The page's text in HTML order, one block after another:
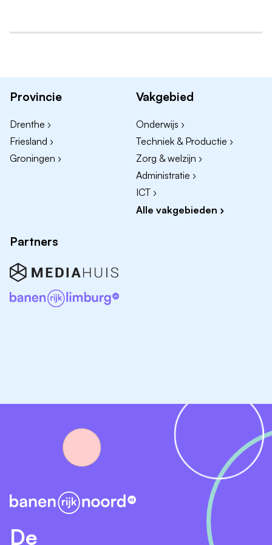
De toenemende beweging richting eerstelijnszorg
en wijkgericht werken, in samenwerking met
collega-organisaties en professionals.
Het verder inzetten en ontwikkelen van
zorgtechnologie.
Je komt te werken binnen onze behandeldienst
INNBalanZ. Dit multidisciplinaire team bestaat onder
andere uit paramedici, psychologen, maatschappelijk
werkers, gespecialiseerde verpleegkundigen en het
artsenteam. Binnen dat artsenteam werken physician
assistants, basisartsen en specialisten
ouderengeneeskunde nauw en collegiaal met elkaar
samen. Wat dit team typeert? Enthousiasme, een
zo zelfstandig mogelijk voort te zetten. Dat doen we
met dagelijkse én specialistische zorg binnen negen
zorglocaties en in de Wijkzorg in Noord- en Midden-
Drenthe. Onze expertise ligt onder meer bij de zorg
voor ouderen met dementie en/of somatische
problematiek, geriatrische revalidatiezorg, jonge
mensen met dementie, cliënten met niet-aangeboren
hersenletsel en ouderen met een visuele of auditieve
beperking. Dit biedt jou een breed palet aan
mogelijkheden om écht van betekenis te zijn.
Provincie
Drenthe ›
Friesland ›
Groningen ›
Vakgebied
Onderwijs ›
Techniek & Productie ›
Zorg & welzijn ›
Administratie ›
ICT ›
Alle vakgebieden ›
Partners
De